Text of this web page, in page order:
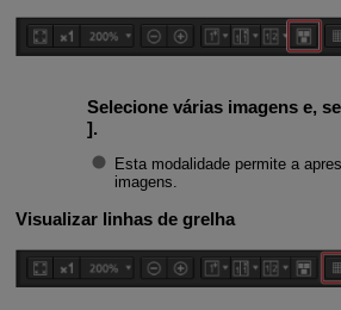
Selecione várias imagens e,
].
Esta modalidade permite a
imagens.
Visualizar linhas de grelha